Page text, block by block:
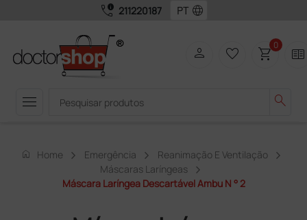
call_quality 211220187 language
menu search
person favorite_border shopping_cart0 two_pager
home Home Emergência
Reanimação E Ventilação
Máscaras Laríngeas
Máscara Laríngea Descartável Ambu N ° 2